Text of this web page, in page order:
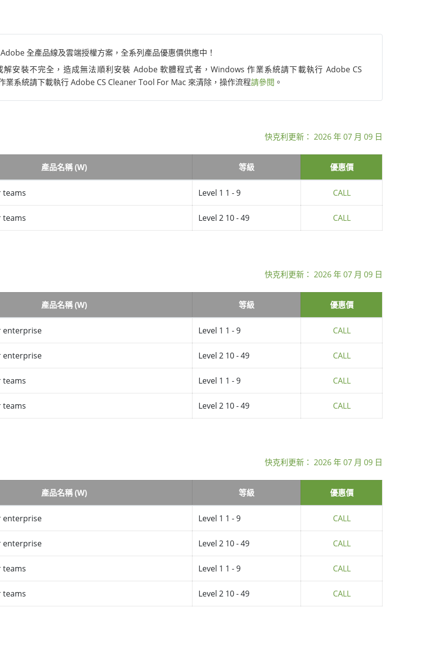
全產品線及雲端授權方案，全系列產品優惠價供應中！
安裝不完全，造成無法順利安裝 Adobe 軟體程式者，Windows 作業系統請下載執行 Adobe CS
系統請下載執行 Adobe CS Cleaner Tool For Mac 來清除，操作流程請參閱 。
快克利更新： 2026 年 07 月 09 日
產品名稱 (W) 等級 優惠價
teams Level 1 1 - 9 CALL
teams Level 2 10 - 49 CALL
快克利更新： 2026 年 07 月 09 日
產品名稱 (W) 等級 優惠價
enterprise Level 1 1 - 9 CALL
enterprise Level 2 10 - 49 CALL
teams Level 1 1 - 9 CALL
teams Level 2 10 - 49 CALL
快克利更新： 2026 年 07 月 09 日
產品名稱 (W) 等級 優惠價
enterprise Level 1 1 - 9 CALL
enterprise Level 2 10 - 49 CALL
teams Level 1 1 - 9 CALL
teams Level 2 10 - 49 CALL